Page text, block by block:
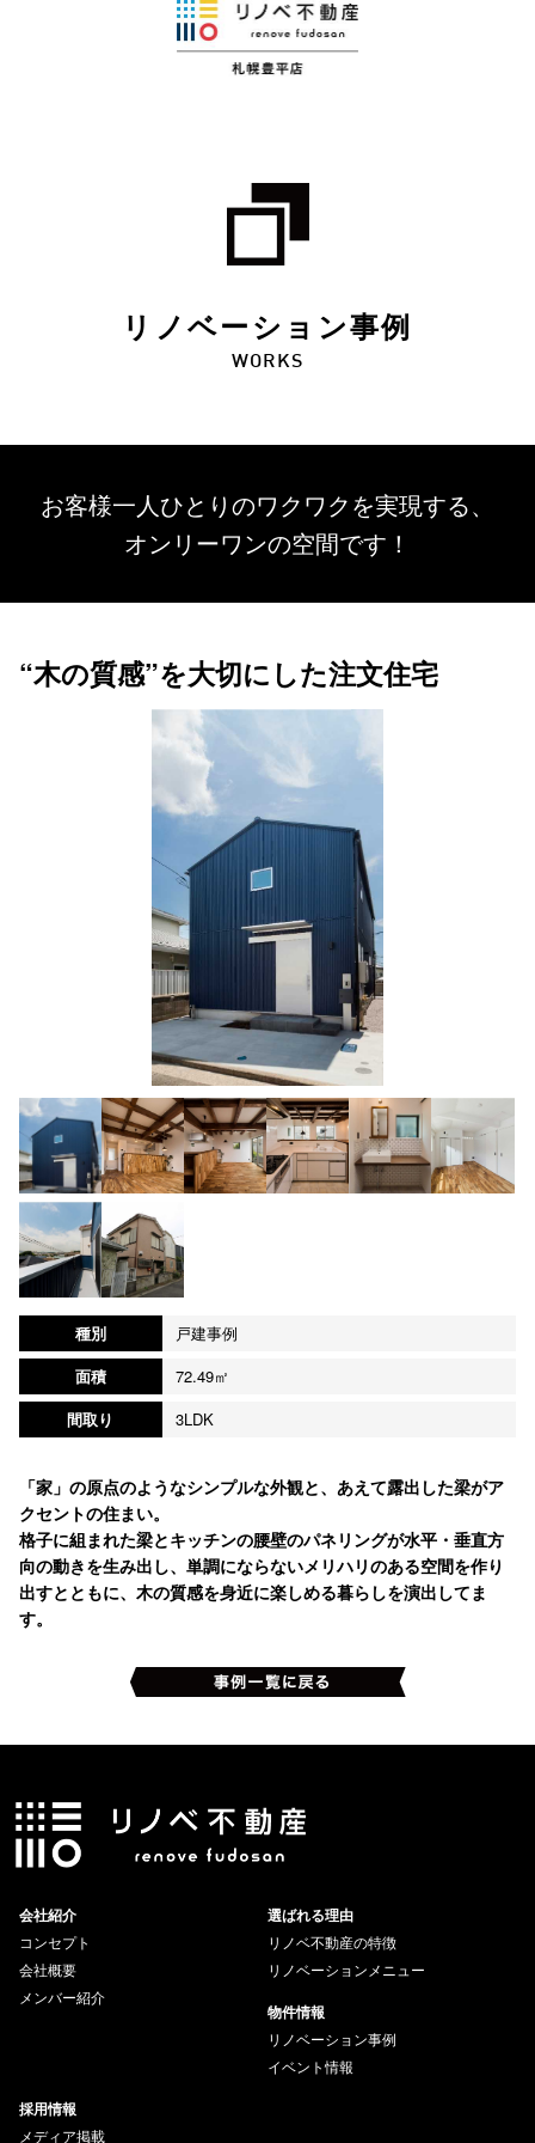
リノベーション事例
WORKS
お客様一人ひとりのワクワクを実現する、
オンリーワンの空間です！
“木の質感”を大切にした注文住宅
種別
戸建事例
面積
72.49㎡
間取り
3LDK
「家」の原点のようなシンプルな外観と、あえて露出した梁がア
クセントの住まい。
格子に組まれた梁とキッチンの腰壁のパネリングが水平・垂直方
向の動きを生み出し、単調にならないメリハリのある空間を作り
出すとともに、木の質感を身近に楽しめる暮らしを演出してま
す。
会社紹介
コンセプト
会社概要
メンバー紹介
選ばれる理由
リノベ不動産の特徴
リノベーションメニュー
物件情報
リノベーション事例
イベント情報
採用情報
メディア掲載